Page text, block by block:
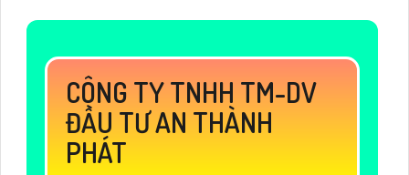
CÔNG TY TNHH TM-DV
ĐẦU TƯ AN THÀNH
PHÁT